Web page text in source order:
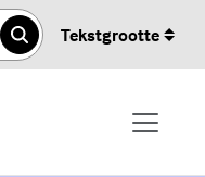
Zoeken
Tekstgrootte